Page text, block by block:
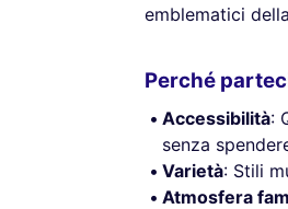
emblematici
Perché
Accessibilità:
senza
Varietà: Stili
Atmosfera